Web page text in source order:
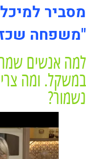
מסביר
"משפחה
למה אנשים
במשקל. ומה
נשמור?